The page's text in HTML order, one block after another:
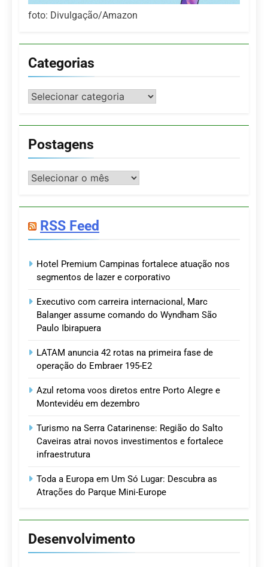
foto: Divulgação/Amazon
Categorias
Categorias
Postagens
Postagens
RSS Feed
Hotel Premium Campinas fortalece atuação nos
segmentos de lazer e corporativo
Executivo com carreira internacional, Marc
Balanger assume comando do Wyndham São
Paulo Ibirapuera
LATAM anuncia 42 rotas na primeira fase de
operação do Embraer 195-E2
Azul retoma voos diretos entre Porto Alegre e
Montevidéu em dezembro
Turismo na Serra Catarinense: Região do Salto
Caveiras atrai novos investimentos e fortalece
infraestrutura
Toda a Europa em Um Só Lugar: Descubra as
Atrações do Parque Mini-Europe
Desenvolvimento